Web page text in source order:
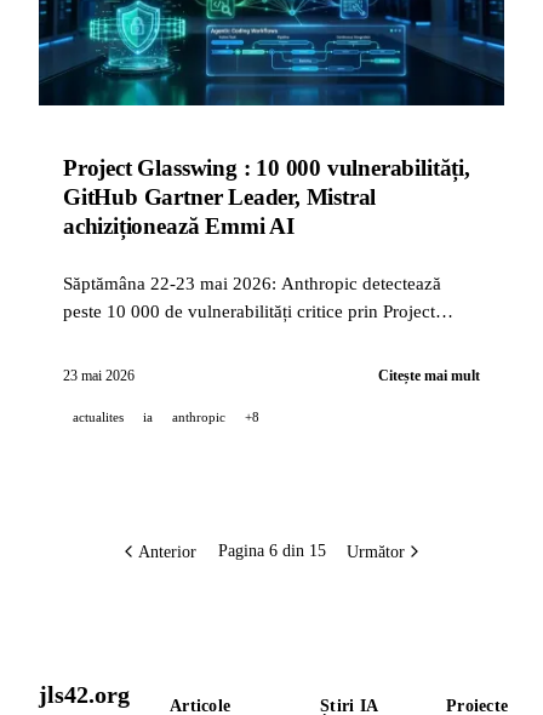
Project Glasswing : 10 000 vulnerabilități,
GitHub Gartner Leader, Mistral
achiziționează Emmi AI
Săptămâna 22-23 mai 2026: Anthropic detectează
peste 10 000 de vulnerabilități critice prin Project
Gartner Leader pentru al 3-lea an, Mistral
Perplexity publică Bumblebee ca open source.
23 mai 2026 Citește mai mult
actualites ia anthropic +8
Anterior Pagina 6 din 15 Următor
jls42.org Articole Știri IA Proiecte